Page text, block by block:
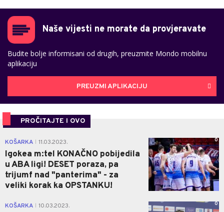
Naše vijesti ne morate da provjeravate
Budite bolje informisani od drugih, preuzmite Mondo mobilnu
aplikaciju
PREUZMI APLIKACIJU
PROČITAJTE I OVO
KOŠARKA 11.03.2023.
Igokea m:tel KONAČNO pobijedila
u ABA ligi! DESET poraza, pa
trijumf nad "panterima" - za
veliki korak ka OPSTANKU!
0
KOŠARKA 10.03.2023. 0